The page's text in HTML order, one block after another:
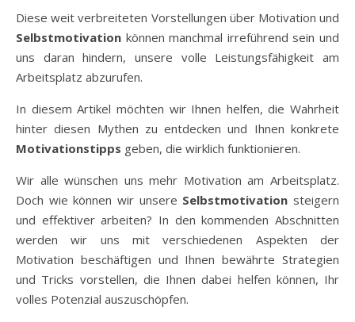
Diese weit verbreiteten Vorstellungen über Motivation und
Selbstmotivation können manchmal irreführend sein und
uns daran hindern, unsere volle Leistungsfähigkeit am
Arbeitsplatz abzurufen.
In diesem Artikel möchten wir Ihnen helfen, die Wahrheit
hinter diesen Mythen zu entdecken und Ihnen konkrete
Motivationstipps geben, die wirklich funktionieren.
Wir alle wünschen uns mehr Motivation am Arbeitsplatz.
Doch wie können wir unsere Selbstmotivation steigern
und effektiver arbeiten? In den kommenden Abschnitten
werden wir uns mit verschiedenen Aspekten der
Motivation beschäftigen und Ihnen bewährte Strategien
und Tricks vorstellen, die Ihnen dabei helfen können, Ihr
volles Potenzial auszuschöpfen.